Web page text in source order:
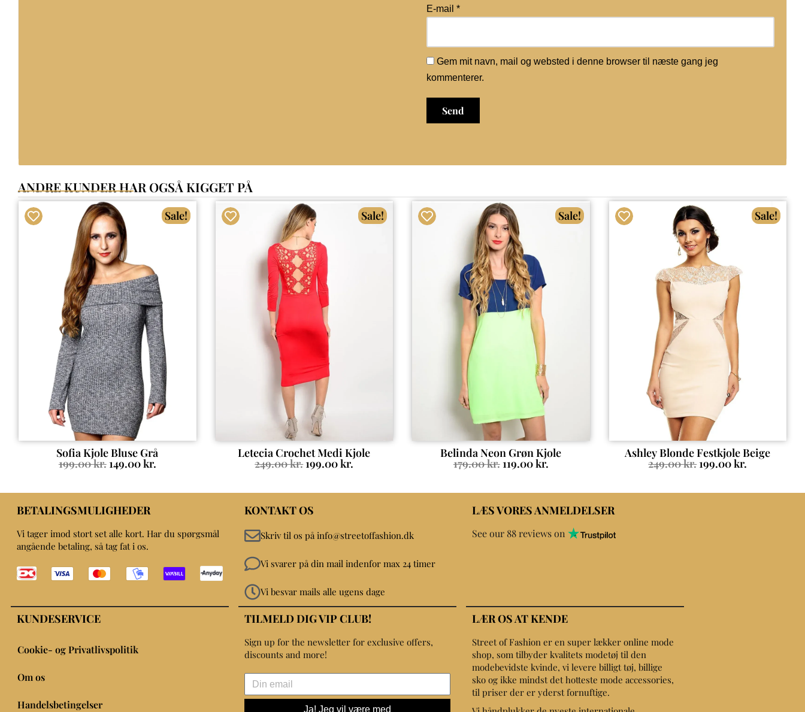
E-mail *
Gem mit navn, mail og websted i denne browser til næste gang jeg
kommenterer.
ANDRE KUNDER HAR OGSÅ KIGGET PÅ
Sale!
Sofia Kjole Bluse Grå
199.00kr.149.00kr.
Sale!
Letecia Crochet Medi Kjole
249.00kr.199.00kr.
Sale!
Belinda Neon Grøn Kjole
179.00kr.119.00kr.
Sale!
Ashley Blonde Festkjole Beige
249.00kr.199.00kr.
BETALINGSMULIGHEDER
Vi tager imod stort set alle kort. Har du spørgsmål
angående betaling, så tag fat i os.
KONTAKT OS
Skriv til os på info@streetoffashion.dk
Vi svarer på din mail indenfor max 24 timer
Vi besvar mails alle ugens dage
LÆS VORES ANMELDELSER
See our 88 reviews on
KUNDESERVICE
Cookie- og Privatlivspolitik
Om os
Handelsbetingelser
TILMELD DIG VIP CLUB!
Sign up for the newsletter for exclusive offers,
discounts and more!
Ja! Jeg vil være med
LÆR OS AT KENDE
Street of Fashion er en super lækker online mode
shop, som tilbyder kvalitets modetøj til den
modebevidste kvinde, vi levere billigt tøj, billige
sko og ikke mindst det hotteste mode accessories,
til priser der er yderst fornuftige.